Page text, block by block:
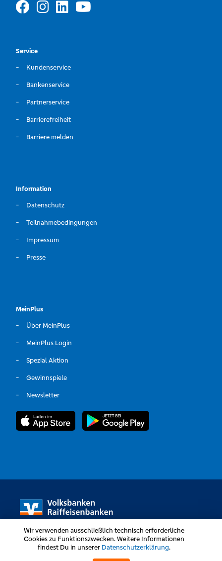
Service
Kundenservice
Bankenservice
Partnerservice
Barrierefreiheit
Barriere melden
Information
Datenschutz
Teilnahmebedingungen
Impressum
Presse
MeinPlus
Über MeinPlus
MeinPlus Login
Spezial Aktion
Gewinnspiele
Newsletter
Wir verwenden ausschließlich technisch erforderliche
Cookies zu Funktionszwecken. Weitere Informationen
findest Du in unserer Datenschutzerklärung.